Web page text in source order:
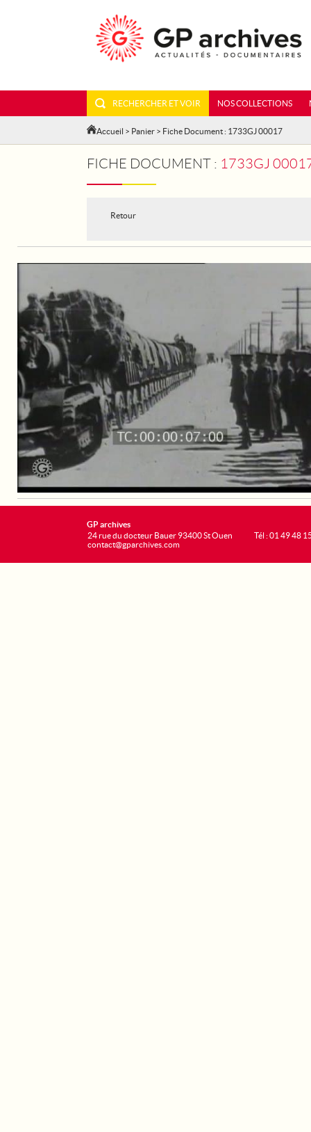
RECHERCHER ET VOIR NOS COLLECTIONS
Accueil > Panier > Fiche Document : 1733GJ 00017
FICHE DOCUMENT : 1733GJ 00017
Retour
GP archives
24 rue du docteur Bauer 93400 St Ouen
contact@gparchives.com
Tél : 01 49 48